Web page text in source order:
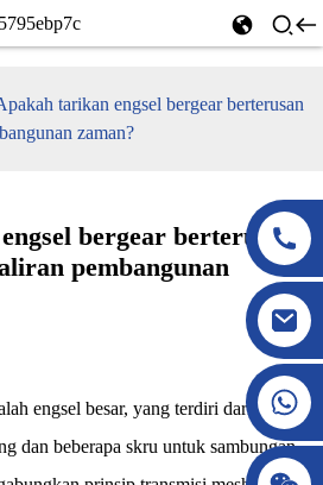
tarikan engsel bergear berterusan
zaman?
bergear berterusan
pembangunan
engsel besar, yang terdiri daripada
dan beberapa skru untuk sambungan